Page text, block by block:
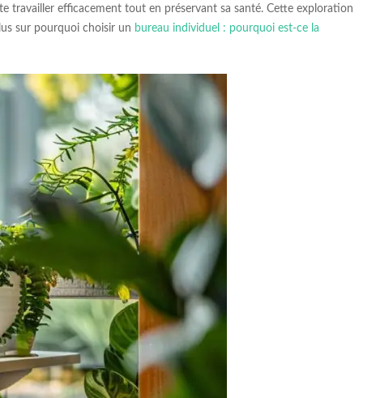
travailler efficacement tout en préservant sa santé. Cette exploration
sur pourquoi choisir un bureau individuel : pourquoi est-ce la